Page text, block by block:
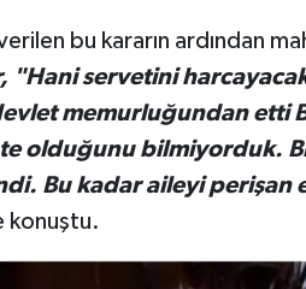
bu kararın ardından
"Hani servetini
memurluğundan etti
olduğunu bilmiyorduk.
Bu kadar aileyi perişan
konuştu.